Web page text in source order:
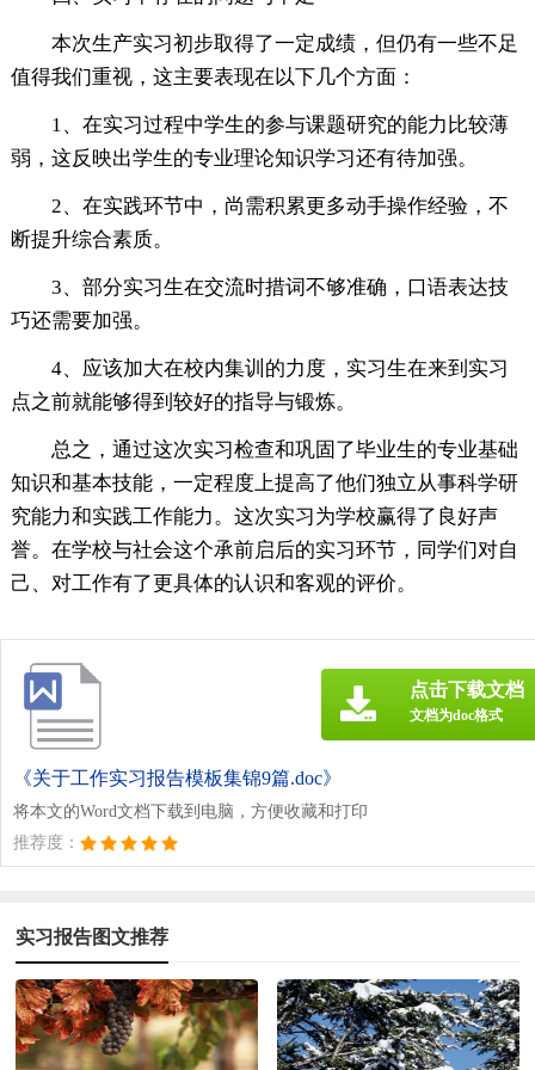
本次生产实习初步取得了一定成绩，但仍有一些不足
值得我们重视，这主要表现在以下几个方面：
1、在实习过程中学生的参与课题研究的能力比较薄
弱，这反映出学生的专业理论知识学习还有待加强。
2、在实践环节中，尚需积累更多动手操作经验，不
断提升综合素质。
3、部分实习生在交流时措词不够准确，口语表达技
巧还需要加强。
4、应该加大在校内集训的力度，实习生在来到实习
点之前就能够得到较好的指导与锻炼。
总之，通过这次实习检查和巩固了毕业生的专业基础
知识和基本技能，一定程度上提高了他们独立从事科学研
究能力和实践工作能力。这次实习为学校赢得了良好声
誉。在学校与社会这个承前启后的实习环节，同学们对自
己、对工作有了更具体的认识和客观的评价。
《关于工作实习报告模板集锦9篇.doc》
将本文的Word文档下载到电脑，方便收藏和打印
推荐度：
点击下载文档
文档为doc格式
实习报告图文推荐